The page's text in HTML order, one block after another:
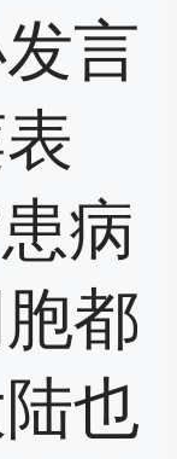
言
病
都
也